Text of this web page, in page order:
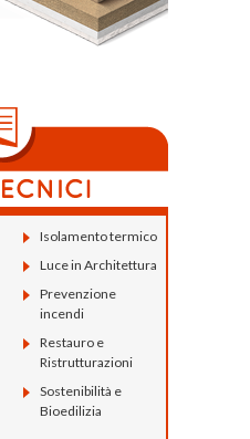
Isolamento termico
Luce in Architettura
Prevenzione
incendi
Restauro e
Ristrutturazioni
Sostenibilità e
Bioedilizia